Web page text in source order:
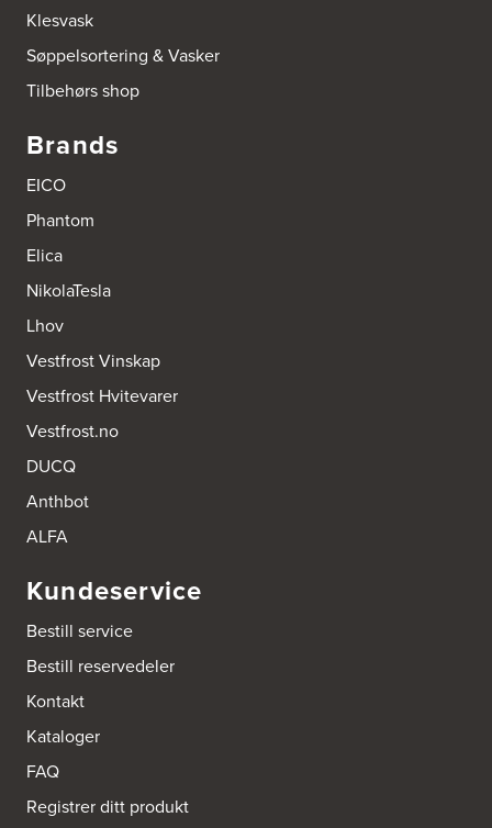
Boligleverandøren Karmøy AS
4296 Åkrehamn
http://www.interiormesteren.no
Bonaparte Interiør AS
Borgenveien 66
373 Oslo
Tel.:
Brusveen Snekkerverksted AS
Bergabygdvegen 35
Tel.:
Bygg Innredning A/S
4010 Stavanger
Bygg Tysnes AS
HEgelandsvegen 542
5680 Tysnes
Bygger'n Onstad
1533 Moss
Byggmakker Askim
Trøgstadveien 13
1807 Askim
Tel.:69817600
Klesvask
Søppelsortering & Vasker
Tilbehørs shop
Brands
EICO
Phantom
Elica
NikolaTesla
Lhov
Vestfrost Vinskap
Vestfrost Hvitevarer
Vestfrost.no
DUCQ
Anthbot
ALFA
Kundeservice
Bestill service
Bestill reservedeler
Kontakt
Kataloger
FAQ
Registrer ditt produkt